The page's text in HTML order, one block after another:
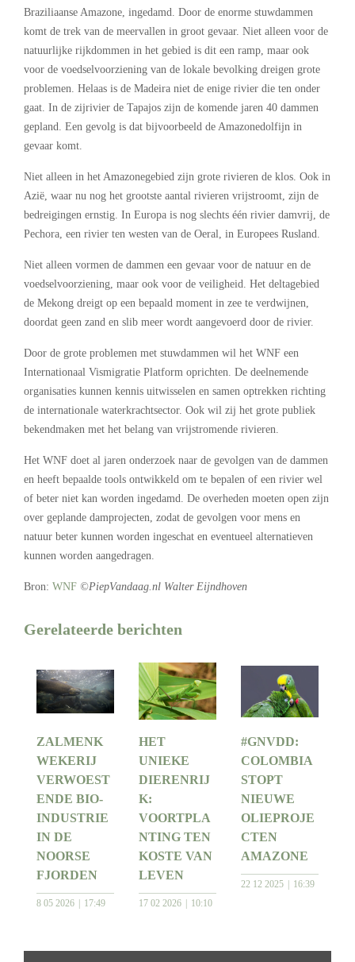
Braziliaanse Amazone, ingedamd. Door de enorme stuwdammen
komt de trek van de meervallen in groot gevaar. Niet alleen voor de
natuurlijke rijkdommen in het gebied is dit een ramp, maar ook
voor de voedselvoorziening van de lokale bevolking dreigen grote
problemen. Helaas is de Madeira niet de enige rivier die ten onder
gaat. In de zijrivier de Tapajos zijn de komende jaren 40 dammen
gepland. Een gevolg is dat bijvoorbeeld de Amazonedolfijn in
gevaar komt.
Niet alleen in het Amazonegebied zijn grote rivieren de klos. Ook in
Azië, waar nu nog het grootste aantal rivieren vrijstroomt, zijn de
bedreigingen ernstig. In Europa is nog slechts één rivier damvrij, de
Pechora, een rivier ten westen van de Oeral, in Europees Rusland.
Niet alleen vormen de dammen een gevaar voor de natuur en de
voedselvoorziening, maar ook voor de veiligheid. Het deltagebied
de Mekong dreigt op een bepaald moment in zee te verdwijnen,
doordat geen zand en slib meer wordt aangevoerd door de rivier.
Door de grote problemen met stuwdammen wil het WNF een
Internationaal Vismigratie Platform oprichten. De deelnemende
organisaties kunnen kennis uitwisselen en samen optrekken richting
de internationale waterkrachtsector. Ook wil zij het grote publiek
bekendmaken met het belang van vrijstromende rivieren.
Het WNF doet al jaren onderzoek naar de gevolgen van de dammen
en heeft bepaalde tools ontwikkeld om te bepalen of een rivier wel
of beter niet kan worden ingedamd. De overheden moeten open zijn
over geplande damprojecten, zodat de gevolgen voor mens en
natuur beter kunnen worden ingeschat en eventueel alternatieven
kunnen worden aangedragen.
Bron: WNF ©PiepVandaag.nl Walter Eijndhoven
Gerelateerde berichten
ZALMENK
WEKERIJ
VERWOEST
ENDE BIO-
INDUSTRIE
IN DE
NOORSE
FJORDEN
8 05 2026 17:49
HET
UNIEKE
DIERENRIJ
K:
VOORTPLA
NTING TEN
KOSTE VAN
LEVEN
17 02 2026 10:10
#GNVDD:
COLOMBIA
STOPT
NIEUWE
OLIEPROJE
CTEN
AMAZONE
22 12 2025 16:39